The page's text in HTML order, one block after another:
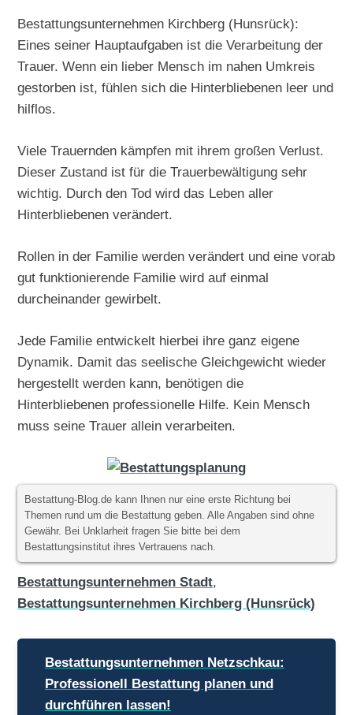
Bestattungsunternehmen Kirchberg (Hunsrück):
Eines seiner Hauptaufgaben ist die Verarbeitung der
Trauer. Wenn ein lieber Mensch im nahen Umkreis
gestorben ist, fühlen sich die Hinterbliebenen leer und
hilflos.
Viele Trauernden kämpfen mit ihrem großen Verlust.
Dieser Zustand ist für die Trauerbewältigung sehr
wichtig. Durch den Tod wird das Leben aller
Hinterbliebenen verändert.
Rollen in der Familie werden verändert und eine vorab
gut funktionierende Familie wird auf einmal
durcheinander gewirbelt.
Jede Familie entwickelt hierbei ihre ganz eigene
Dynamik. Damit das seelische Gleichgewicht wieder
hergestellt werden kann, benötigen die
Hinterbliebenen professionelle Hilfe. Kein Mensch
muss seine Trauer allein verarbeiten.
Bestattung-Blog.de kann Ihnen nur eine erste Richtung bei
Themen rund um die Bestattung geben. Alle Angaben sind ohne
Gewähr. Bei Unklarheit fragen Sie bitte bei dem
Bestattungsinstitut ihres Vertrauens nach.
Bestattungsunternehmen Stadt,
Bestattungsunternehmen Kirchberg (Hunsrück)
Beitragsnavigation
Bestattungsunternehmen Netzschkau:
Professionell Bestattung planen und
durchführen lassen!